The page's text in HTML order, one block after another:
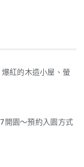
紅的木造小屋、螢
開園～預約入園方式